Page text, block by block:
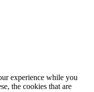
experience while you
the cookies that are